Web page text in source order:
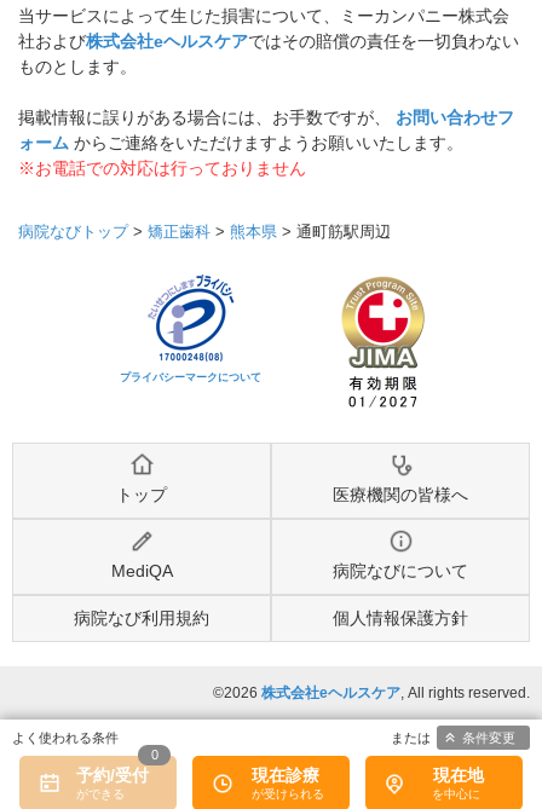
当サービスによって生じた損害について、ミーカンパニー株式会
社および株式会社eヘルスケアではその賠償の責任を一切負わない
ものとします。
掲載情報に誤りがある場合には、お手数ですが、 お問い合わせフ
ォーム からご連絡をいただけますようお願いいたします。
※お電話での対応は行っておりません
病院なびトップ> 矯正歯科 > 熊本県 > 通町筋駅周辺
プライバシーマークについて
トップ 医療機関の皆様へ
MediQA 病院なびについて
病院なび利用規約 個人情報保護方針
©2026 株式会社eヘルスケア, All rights reserved.
予約/受付
0
現在診療 現在地
条件変更